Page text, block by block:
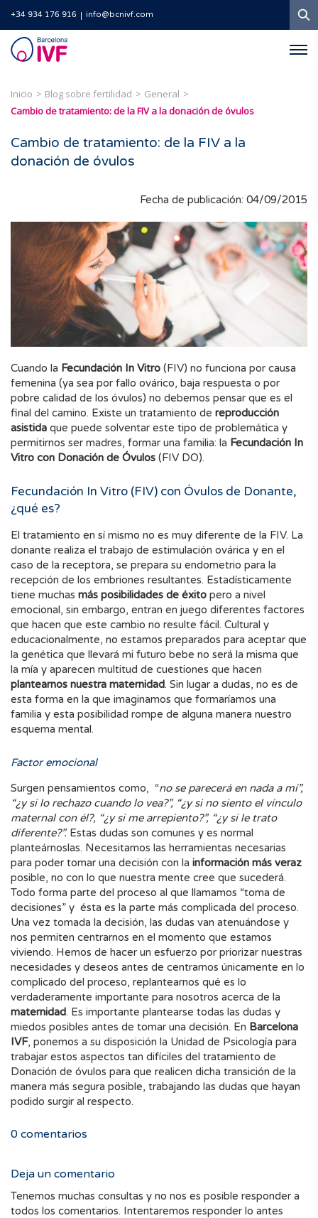
+34 934 176 916 info@bcnivf.com
Barcelona
IVF
Inicio Blog sobre fertilidad
General
Cambio de tratamiento: de la FIV a la donación de óvulos
Cambio de tratamiento: de la FIV a la
donación de óvulos
Fecha de publicación: 04/09/2015
Cuando la Fecundación In Vitro (FIV) no funciona por causa
femenina (ya sea por fallo ovárico, baja respuesta o por
pobre calidad de los óvulos) no debemos pensar que es el
final del camino. Existe un tratamiento de reproducción
asistida que puede solventar este tipo de problemática y
permitirnos ser madres, formar una familia: la Fecundación In
Vitro con Donación de Óvulos (FIV DO).
Fecundación In Vitro (FIV) con Óvulos de Donante,
¿qué es?
El tratamiento en sí mismo no es muy diferente de la FIV. La
donante realiza el trabajo de estimulación ovárica y en el
caso de la receptora, se prepara su endometrio para la
recepción de los embriones resultantes. Estadísticamente
tiene muchas más posibilidades de éxito pero a nivel
emocional, sin embargo, entran en juego diferentes factores
que hacen que este cambio no resulte fácil. Cultural y
educacionalmente, no estamos preparados para aceptar que
la genética que llevará mi futuro bebe no será la misma que
la mía y aparecen multitud de cuestiones que hacen
plantearnos nuestra maternidad. Sin lugar a dudas, no es de
esta forma en la que imaginamos que formaríamos una
familia y esta posibilidad rompe de alguna manera nuestro
esquema mental.
Factor emocional
Surgen pensamientos como, “no se parecerá en nada a mí”,
“¿y si lo rechazo cuando lo vea?”, “¿y si no siento el vínculo
maternal con él?, “¿y si me arrepiento?”, “¿y si le trato
diferente?”.Estas dudas son comunes y es normal
planteárnoslas. Necesitamos las herramientas necesarias
para poder tomar una decisión con la información más veraz
posible, no con lo que nuestra mente cree que sucederá.
Todo forma parte del proceso al que llamamos “toma de
decisiones” y ésta es la parte más complicada del proceso.
Una vez tomada la decisión, las dudas van atenuándose y
nos permiten centrarnos en el momento que estamos
viviendo. Hemos de hacer un esfuerzo por priorizar nuestras
necesidades y deseos antes de centrarnos únicamente en lo
complicado del proceso, replantearnos qué es lo
verdaderamente importante para nosotros acerca de la
maternidad. Es importante plantearse todas las dudas y
miedos posibles antes de tomar una decisión. En Barcelona
IVF, ponemos a su disposición la Unidad de Psicología para
trabajar estos aspectos tan difíciles del tratamiento de
Donación de óvulos para que realicen dicha transición de la
manera más segura posible, trabajando las dudas que hayan
podido surgir al respecto.
0 comentarios
Deja un comentario
Tenemos muchas consultas y no nos es posible responder a
todos los comentarios. Intentaremos responder lo antes